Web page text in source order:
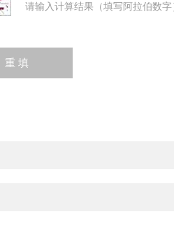
请输入计算结果（填写阿拉伯数